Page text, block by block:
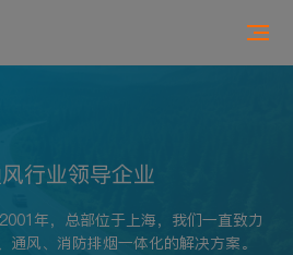
行业领导企业
年，总部位于上海，我们一直致力
风、消防排烟一体化的解决方案。